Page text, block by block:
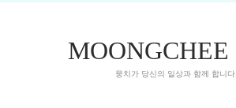
MOONGCHEE
뭉치가 당신의 일상과 함께 합니다.